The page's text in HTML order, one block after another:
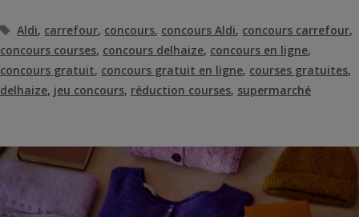
Étiquettes
Aldi, carrefour, concours, concours Aldi, concours carrefour,
concours courses, concours delhaize, concours en ligne,
concours gratuit, concours gratuit en ligne, courses gratuites,
delhaize, jeu concours, réduction courses, supermarché